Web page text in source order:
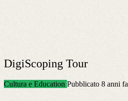
DigiScoping Tour
Cultura e Education Pubblicato 8 anni fa